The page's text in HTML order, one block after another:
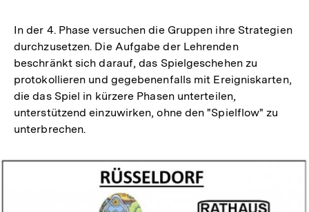
In der 4. Phase versuchen die Gruppen ihre Strategien
durchzusetzen. Die Aufgabe der Lehrenden
beschränkt sich darauf, das Spielgeschehen zu
protokollieren und gegebenenfalls mit Ereigniskarten,
die das Spiel in kürzere Phasen unterteilen,
unterstützend einzuwirken, ohne den "Spielflow" zu
unterbrechen.